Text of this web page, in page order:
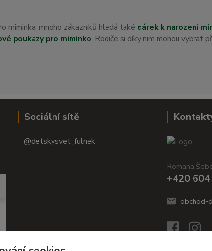
miminka, mnoho zákazníků hledá také dárek k narození
poukazy pro miminko. Rodiče si díky nim mohou vybrat
Sociální sítě
@detskysvet_fulnek
Romana
+420
obchod-